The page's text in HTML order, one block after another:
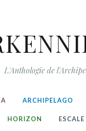
L'Anthologie de
ARCHIPELAGO
HORIZON ESCALE